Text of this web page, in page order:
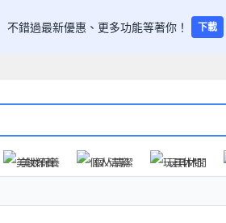
不錯過最新優惠、更多功能等著你！ 下載
美妝保養 個人清潔 玩具休閒